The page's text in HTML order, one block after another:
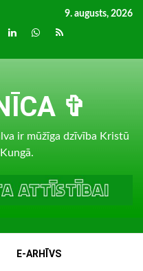
9. augusts, 2026
LinkedInwhatsapp
RSS
✞
ir mūžīga dzīvība Kristū
E-ARHĪVS